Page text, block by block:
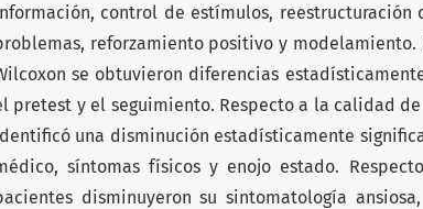
control de estímulos, reestructuración
reforzamiento positivo y modelamiento.
se obtuvieron diferencias
pretest y el seguimiento. Respecto a la calidad
una disminución estadísticamente
síntomas físicos y enojo estado.
disminuyeron su sintomatología